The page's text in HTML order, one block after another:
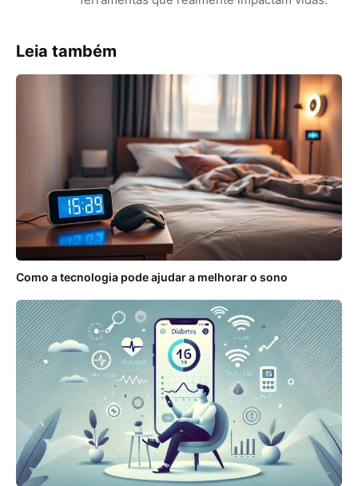
Leia também
Como a tecnologia pode ajudar a melhorar o sono